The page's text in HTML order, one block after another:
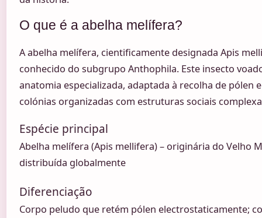
O que é a abelha melífera?
A abelha melífera, cientificamente designada Apis
conhecido do subgrupo Anthophila. Este insecto
anatomia especializada, adaptada à recolha de pólen
colónias organizadas com estruturas sociais
Espécie principal
Abelha melífera (Apis mellifera) – originária do Velho
distribuída globalmente
Diferenciação
Corpo peludo que retém pólen electrostaticamente;